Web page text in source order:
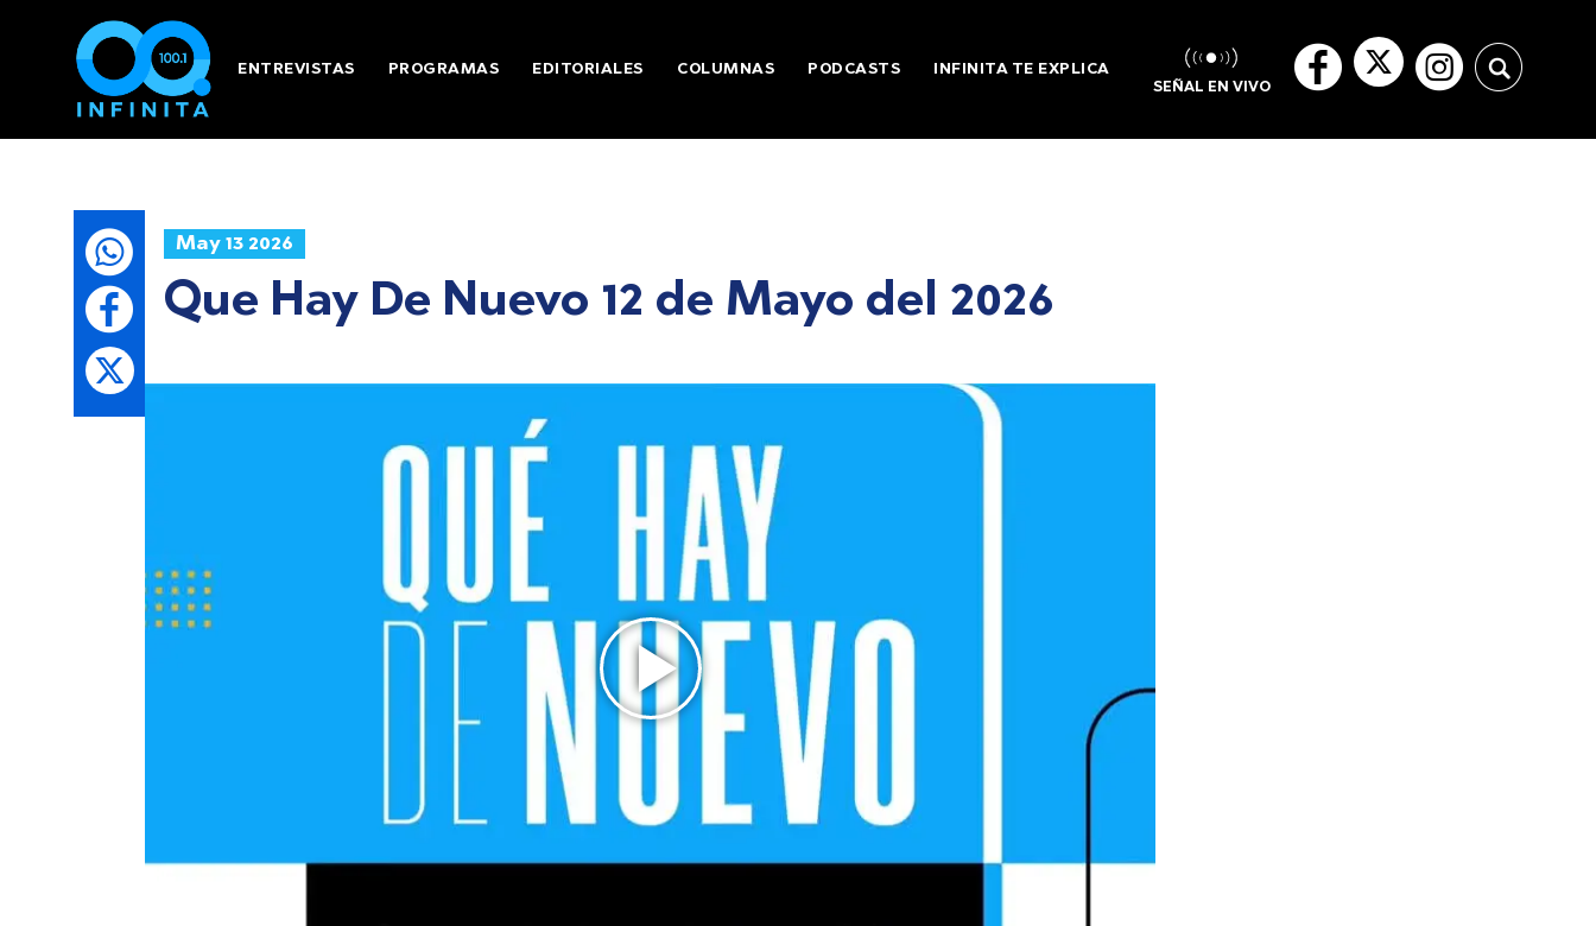
ENTREVISTAS PROGRAMAS EDITORIALES COLUMNAS PODCASTS INFINITA TE EXPLICA
SEÑAL EN VIVO
May 13 2026
Que Hay De Nuevo 12 de Mayo del 2026